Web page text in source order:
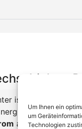
Um Ihnen ein
um
Technologien
ist für den
des
aus der